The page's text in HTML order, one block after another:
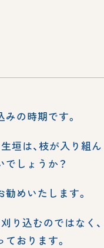
の時期です。
垣は、枝が入り組ん
しょうか？
めいたします。
り込むのではなく、
おります。